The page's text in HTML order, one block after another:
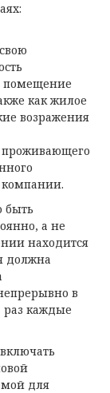
помещение
как жилое
возражения
быть
а не
находится
должна
в
раз каждые
для